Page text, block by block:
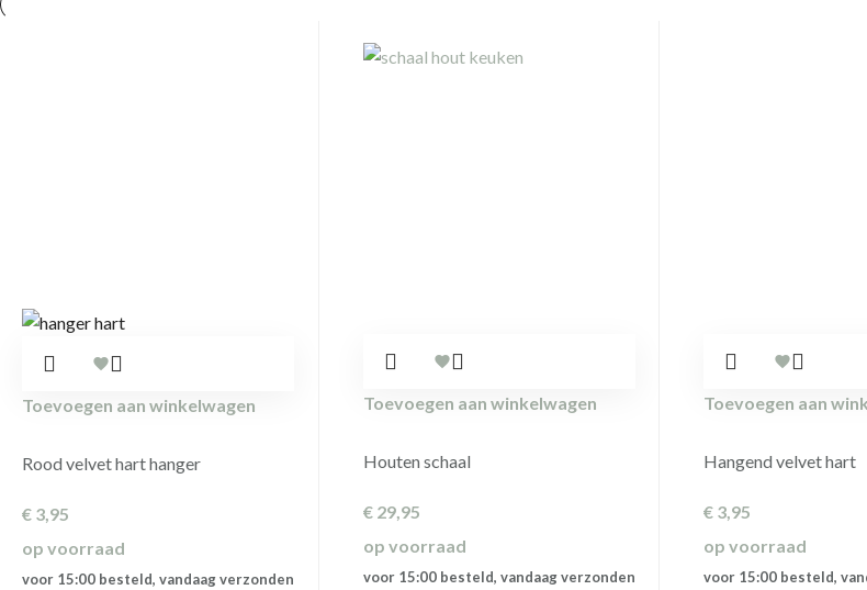
Toevoegen aan winkelwagen
Rood velvet hart hanger
€ 3,95
op voorraad
voor 15:00 besteld, vandaag verzonden
Toevoegen aan winkelwagen
Houten schaal
€29,95
op voorraad
voor 15:00 besteld, vandaag verzonden
Toevoegen aan
Hangend velvet hart
€ 3,95
op voorraad
voor 15:00 besteld,